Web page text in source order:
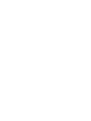
pláži, polootvorená
priamy prístup do oceánu